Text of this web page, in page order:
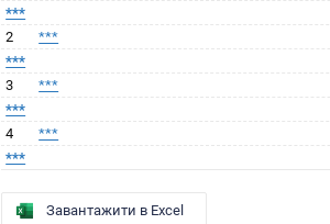
***
2
***
***
3
***
***
4
***
***
Завантажити в Excel